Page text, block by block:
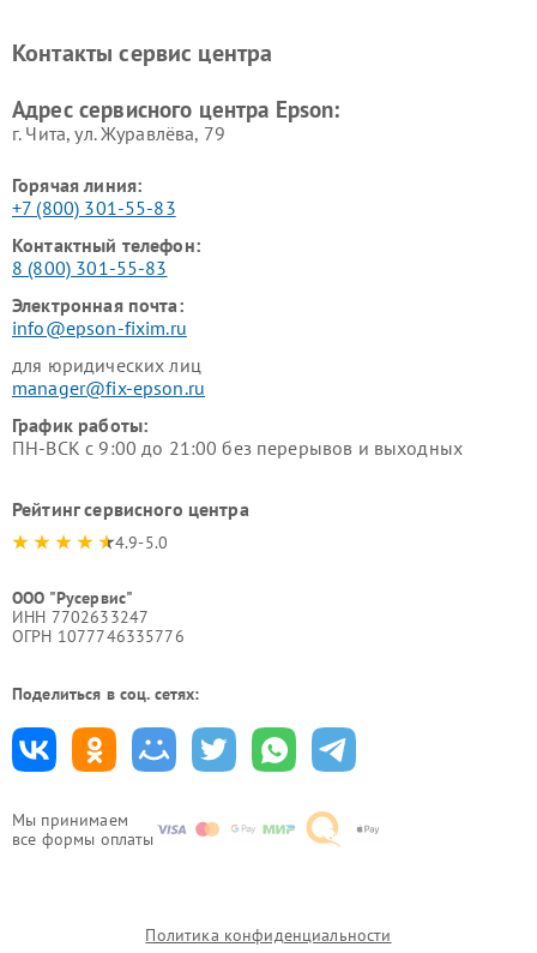
Мы принимаем
все формы оплаты
Контакты сервис центра
Адрес сервисного центра Epson:
г. Чита, ул. Журавлёва, 79
Горячая линия:
+7 (800) 301-55-83
Контактный телефон:
8 (800) 301-55-83
Электронная почта:
info@epson-fixim.ru
для юридических лиц
manager@fix-epson.ru
График работы:
ПН-ВСК с 9:00 до 21:00 без перерывов и выходных
Рейтинг сервисного центра
4.9-5.0
ООО "Русервис"
ИНН 7702633247
ОГРН 1077746335776
Поделиться в соц. сетях:
Политика конфиденциальности